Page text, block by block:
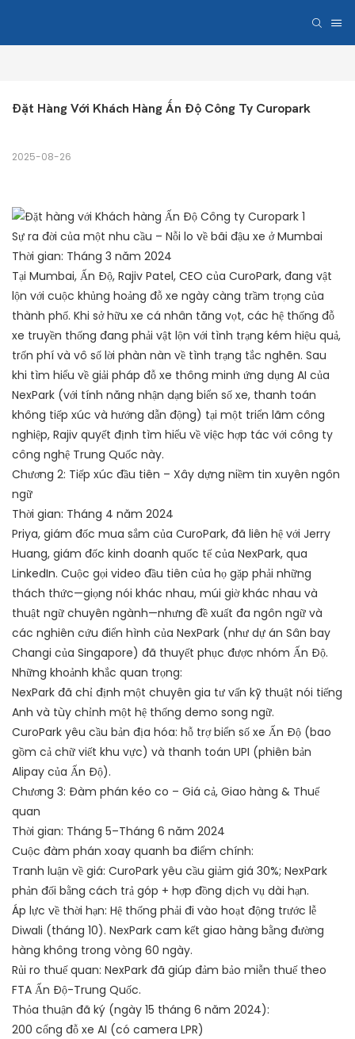
Đặt Hàng Với Khách Hàng Ấn Độ Công Ty Curopark
2025-08-26
Sự ra đời của một nhu cầu – Nỗi lo về bãi đậu xe ở Mumbai
Thời gian: Tháng 3 năm 2024
Tại Mumbai, Ấn Độ, Rajiv Patel, CEO của CuroPark, đang vật
lộn với cuộc khủng hoảng đỗ xe ngày càng trầm trọng của
thành phố. Khi sở hữu xe cá nhân tăng vọt, các hệ thống đỗ
xe truyền thống đang phải vật lộn với tình trạng kém hiệu quả,
trốn phí và vô số lời phàn nàn về tình trạng tắc nghẽn. Sau
khi tìm hiểu về giải pháp đỗ xe thông minh ứng dụng AI của
NexPark (với tính năng nhận dạng biển số xe, thanh toán
không tiếp xúc và hướng dẫn động) tại một triển lãm công
nghiệp, Rajiv quyết định tìm hiểu về việc hợp tác với công ty
công nghệ Trung Quốc này.
Chương 2: Tiếp xúc đầu tiên – Xây dựng niềm tin xuyên ngôn
ngữ
Thời gian: Tháng 4 năm 2024
Priya, giám đốc mua sắm của CuroPark, đã liên hệ với Jerry
Huang, giám đốc kinh doanh quốc tế của NexPark, qua
LinkedIn. Cuộc gọi video đầu tiên của họ gặp phải những
thách thức—giọng nói khác nhau, múi giờ khác nhau và
thuật ngữ chuyên ngành—nhưng đề xuất đa ngôn ngữ và
các nghiên cứu điển hình của NexPark (như dự án Sân bay
Changi của Singapore) đã thuyết phục được nhóm Ấn Độ.
Những khoảnh khắc quan trọng:
NexPark đã chỉ định một chuyên gia tư vấn kỹ thuật nói tiếng
Anh và tùy chỉnh một hệ thống demo song ngữ.
CuroPark yêu cầu bản địa hóa: hỗ trợ biển số xe Ấn Độ (bao
gồm cả chữ viết khu vực) và thanh toán UPI (phiên bản
Alipay của Ấn Độ).
Chương 3: Đàm phán kéo co – Giá cả, Giao hàng & Thuế
quan
Thời gian: Tháng 5–Tháng 6 năm 2024
Cuộc đàm phán xoay quanh ba điểm chính:
Tranh luận về giá: CuroPark yêu cầu giảm giá 30%; NexPark
phản đối bằng cách trả góp + hợp đồng dịch vụ dài hạn.
Áp lực về thời hạn: Hệ thống phải đi vào hoạt động trước lễ
Diwali (tháng 10). NexPark cam kết giao hàng bằng đường
hàng không trong vòng 60 ngày.
Rủi ro thuế quan: NexPark đã giúp đảm bảo miễn thuế theo
FTA Ấn Độ-Trung Quốc.
Thỏa thuận đã ký (ngày 15 tháng 6 năm 2024):
200 cổng đỗ xe AI (có camera LPR)